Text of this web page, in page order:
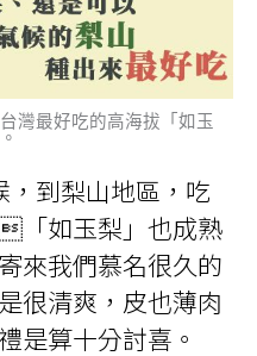
灣最好吃的高海拔「如玉
到梨山地區，吃
「如玉梨」也成熟
來我們慕名很久的
很清爽，皮也薄肉
是算十分討喜。